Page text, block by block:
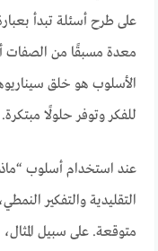
على طرح أسئلة تبدأ
معدة مسبقًا من الصفات
الأسلوب هو خلق
للفكر وتوفر حلولًا مبتكرة.
عند استخدام أسلوب
التقليدية والتفكير
متوقعة. على سبيل